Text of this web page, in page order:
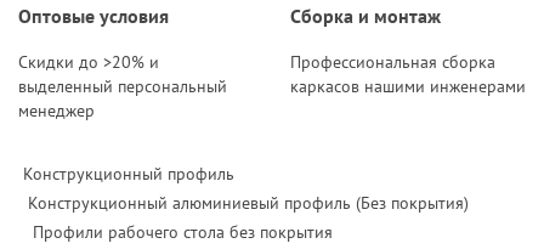
Оптовые условия
Скидки до >20% и
выделенный персональный
менеджер
Сборка и монтаж
Профессиональная сборка
каркасов нашими инженерами
Конструкционный профиль
Конструкционный алюминиевый профиль (Без покрытия)
Профили рабочего стола без покрытия